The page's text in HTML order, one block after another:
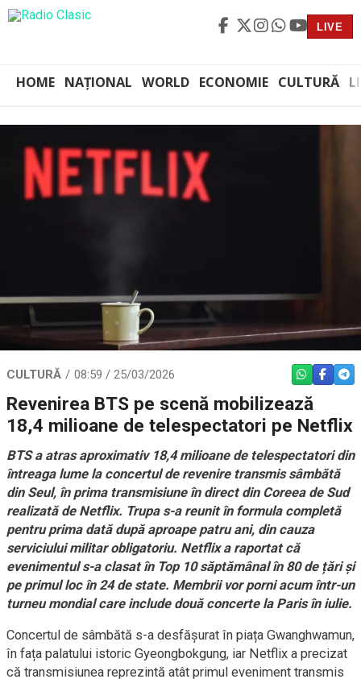
LIVE
HOME NAȚIONAL WORLD ECONOMIE CULTURĂ
CULTURĂ 08:59 / 25/03/2026 WHATSAPP
Revenirea BTS pe scenă mobilizează
18,4 milioane de telespectatori pe Netflix
BTS a atras aproximativ 18,4 milioane de telespectatori din
întreaga lume la concertul de revenire transmis sâmbătă
din Seul, în prima transmisiune în direct din Coreea de Sud
realizată de Netflix. Trupa s-a reunit în formula completă
pentru prima dată după aproape patru ani, din cauza
serviciului militar obligatoriu. Netflix a raportat că
evenimentul s-a clasat în Top 10 săptămânal în 80 de țări și
pe primul loc în 24 de state. Membrii vor porni acum într-un
turneu mondial care include două concerte la Paris în iulie.
Concer­tul de sâmbătă s-a desfășurat în piața Gwanghwamun,
în fața palatului istoric Gyeongbokgung, iar Netflix a precizat
că transmisiunea reprezintă atât primul eveniment transmis